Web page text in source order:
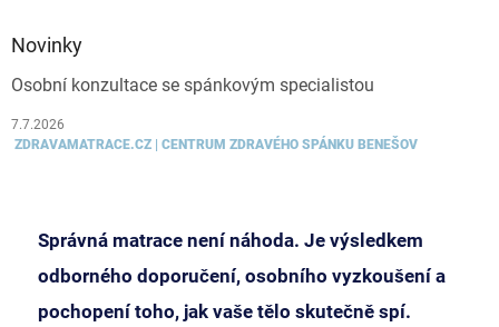
Novinky
Osobní konzultace se spánkovým specialistou
7.7.2026
ZDRAVAMATRACE.CZ | CENTRUM ZDRAVÉHO SPÁNKU BENEŠOV
Správná matrace není náhoda. Je výsledkem
odborného doporučení, osobního vyzkoušení a
pochopení toho, jak vaše tělo skutečně spí.